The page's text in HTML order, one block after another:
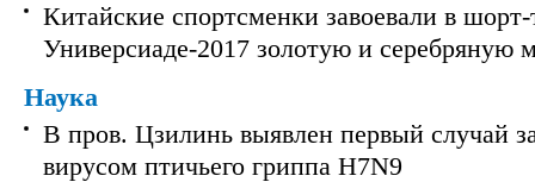
Китайские спортсменки завоевали в шорт-
Универсиаде-2017 золотую и серебряную
Наука
В пров. Цзилинь выявлен первый случай
вирусом птичьего гриппа H7N9